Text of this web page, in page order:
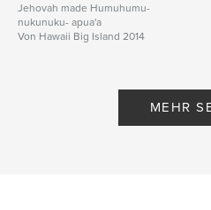
Jehovah made Humuhumu-
nukunuku- apua'a
Von Hawaii Big Island 2014
MEHR